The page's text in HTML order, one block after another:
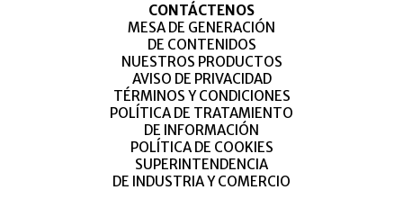
CONTÁCTENOS
MESA DE GENERACIÓN
DE CONTENIDOS
NUESTROS PRODUCTOS
AVISO DE PRIVACIDAD
TÉRMINOS Y CONDICIONES
POLÍTICA DE TRATAMIENTO
DE INFORMACIÓN
POLÍTICA DE COOKIES
SUPERINTENDENCIA
DE INDUSTRIA Y COMERCIO